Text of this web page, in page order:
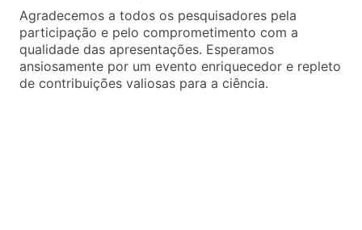
Agradecemos a todos os pesquisadores pela
participação e pelo comprometimento com a
qualidade das apresentações. Esperamos
ansiosamente por um evento enriquecedor e repleto
de contribuições valiosas para a ciência.